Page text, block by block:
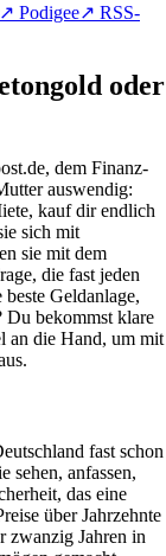
↗ Podigee↗ RSS-
oder
dem Finanz-
auswendig:
kauf dir endlich
sich mit
sie mit dem
die fast jeden
Geldanlage,
Du bekommst klare
an die Hand, um mit
fast schon
sehen, anfassen,
das eine
über Jahrzehnte
zwanzig Jahren in